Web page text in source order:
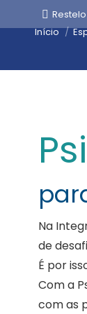
Está aqui:
Início
Na
de
É por
Com a
com as